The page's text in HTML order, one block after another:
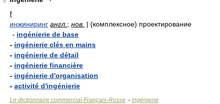
f
инжиниринг англ. ; нов. | (комплексное) проектирование
- ingénierie de base
- ingénierie clés en mains
- ingénierie de détail
- ingénierie financière
- ingénierie d'organisation
- activité d'ingénierie
Le dictionnaire commercial Français-Russe > ingénierie